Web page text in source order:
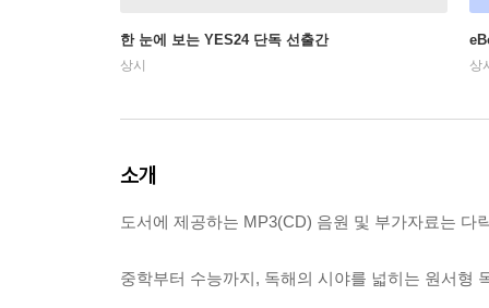
한 눈에 보는 YES24 단독 선출간
상시 상
소개
도서에 제공하는 MP3(CD) 음원 및 부가자료는
중학부터 수능까지, 독해의 시야를 넓히는 원서형